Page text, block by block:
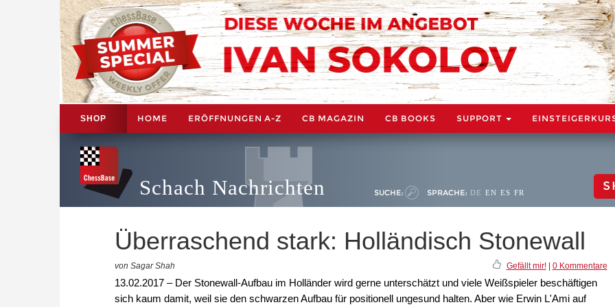
SHOP HOME ERÖFFNUNGEN A-Z CB MAGAZIN CB BOOKS SUPPORT
Schach Nachrichten SUCHE: SPRACHE: DE EN ES FR
Überraschend stark: Holländisch Stonewall
von Sagar Shah Gefällt mir!| 0 Kommentare
13.02.2017 – Der Stonewall-Aufbau im Holländer wird gerne unterschätzt und viele Weißspieler beschäftigen
sich kaum damit, weil sie den schwarzen Aufbau für positionell ungesund halten. Aber wie Erwin L'Ami auf